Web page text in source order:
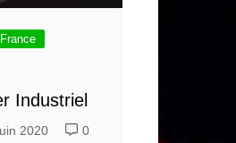
France
Industriel
2020 0